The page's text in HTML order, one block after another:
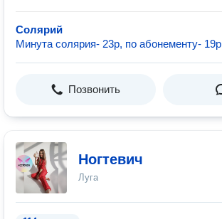
Солярий
Минута солярия- 23р, по абонементу- 19р
Позвонить
Ногтевич
Луга